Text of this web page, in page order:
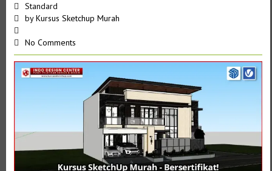
Standard
byKursus Sketchup Murah
No Comments